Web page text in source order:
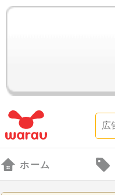
ホーム